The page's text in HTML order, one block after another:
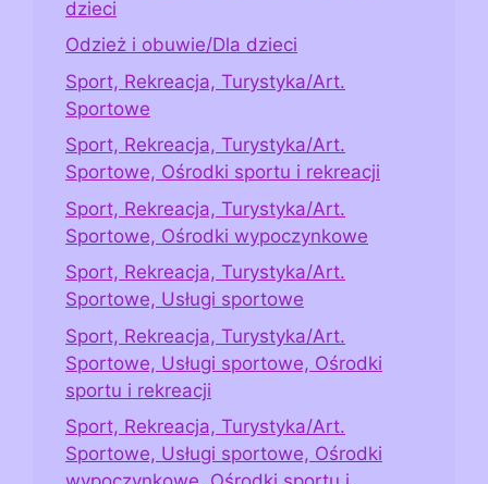
dzieci
Odzież i obuwie/Dla dzieci
Sport, Rekreacja, Turystyka/Art.
Sportowe
Sport, Rekreacja, Turystyka/Art.
Sportowe, Ośrodki sportu i rekreacji
Sport, Rekreacja, Turystyka/Art.
Sportowe, Ośrodki wypoczynkowe
Sport, Rekreacja, Turystyka/Art.
Sportowe, Usługi sportowe
Sport, Rekreacja, Turystyka/Art.
Sportowe, Usługi sportowe, Ośrodki
sportu i rekreacji
Sport, Rekreacja, Turystyka/Art.
Sportowe, Usługi sportowe, Ośrodki